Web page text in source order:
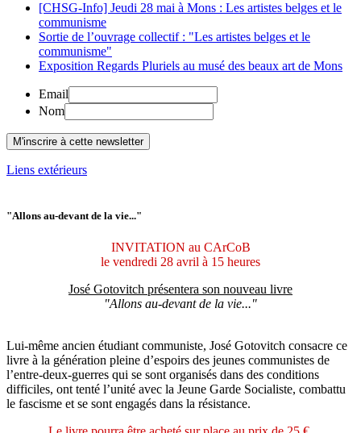
[CHSG-Info] Jeudi 28 mai à Mons : Les artistes belges et le
communisme
Sortie de l’ouvrage collectif : "Les artistes belges et le
communisme"
Exposition Regards Pluriels au musé des beaux art de Mons
Email
Nom
Liens extérieurs
"Allons au-devant de la vie..."
INVITATION au CArCoB
le vendredi 28 avril à 15 heures
José Gotovitch présentera son nouveau livre
"Allons au-devant de la vie..."
Lui-même ancien étudiant communiste, José Gotovitch consacre ce
livre à la génération pleine d’espoirs des jeunes communistes de
l’entre-deux-guerres qui se sont organisés dans des conditions
difficiles, ont tenté l’unité avec la Jeune Garde Socialiste, combattu
le fascisme et se sont engagés dans la résistance.